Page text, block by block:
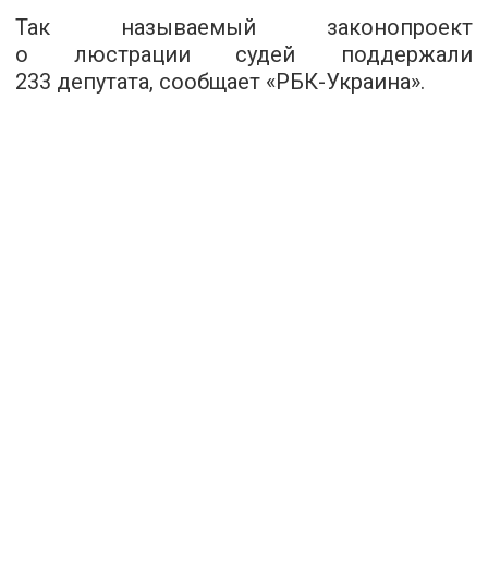
Так называемый законопроект
о люстрации судей поддержали
233 депутата, сообщает «РБК-Украина».